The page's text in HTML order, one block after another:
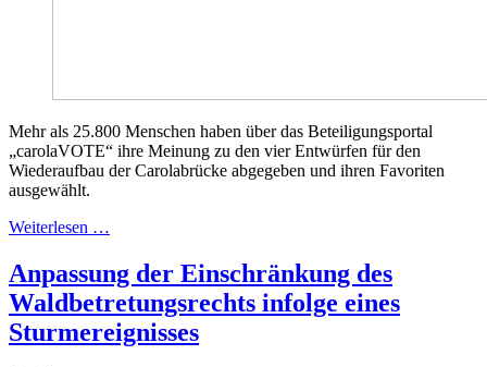
Mehr als 25.800 Menschen haben über das Beteiligungsportal
„carolaVOTE“ ihre Meinung zu den vier Entwürfen für den
Wiederaufbau der Carolabrücke abgegeben und ihren Favoriten
ausgewählt.
Weiterlesen …
Anpassung der Einschränkung des
Waldbetretungsrechts infolge eines
Sturmereignisses